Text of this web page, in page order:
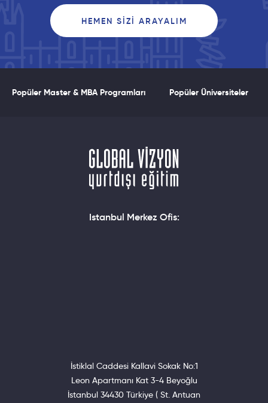
HEMEN SIZI ARAYALIM
Popüler Master & MBA Programları Popüler Üniversiteler
Istanbul Merkez Ofis:
İstiklal Caddesi Kallavi Sokak No:1
Leon Apartmanı Kat 3-4 Beyoğlu
İstanbul 34430 Türkiye ( St. Antuan